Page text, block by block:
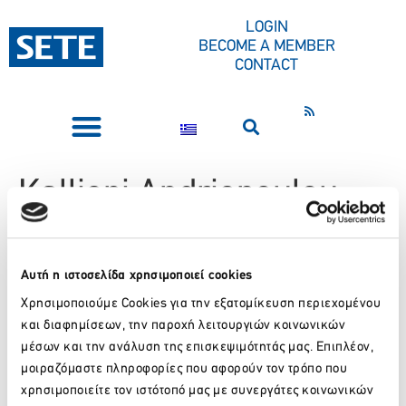
Αυτή η ιστοσελίδα χρησιμοποιεί cookies
Χρησιμοποιούμε Cookies για την εξατομίκευση περιεχομένου
και διαφημίσεων, την παροχή λειτουργιών κοινωνικών
μέσων και την ανάλυση της επισκεψιμότητάς μας. Επιπλέον,
μοιραζόμαστε πληροφορίες που αφορούν τον τρόπο που
χρησιμοποιείτε τον ιστότοπό μας με συνεργάτες κοινωνικών
LOGIN
BECOME A MEMBER
CONTACT
Kalliopi Andriopoulou
She began her collaboration with SETE in May 2016. Kalliopi
Corporation, an Information Technology Company, and continued
in 1996 as a Media & Communications Representative for
publishing company MOTOTECH SA,. Since 2009, she had worked
as a Public Relations Director at the City of Athens Development
& Destination Management Agency, which supports tourism
through the Athens Convention & Visitors Bureau-ACVB, the